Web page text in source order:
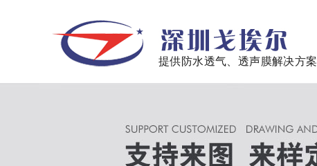
提供防水透气、透声膜解决方案